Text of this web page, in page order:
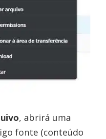
, abrirá uma
fonte (conteúdo